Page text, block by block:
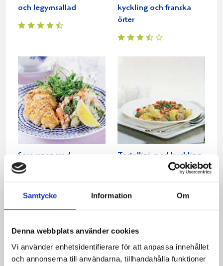
Samtycke Information Om
Denna webbplats använder cookies
Vi använder enhetsidentifierare för att anpassa innehållet
och annonserna till användarna, tillhandahålla funktioner
och legymsallad
kyckling och franska
örter
Sesampanerad
kycklingfilé
Tortellini med kyckling